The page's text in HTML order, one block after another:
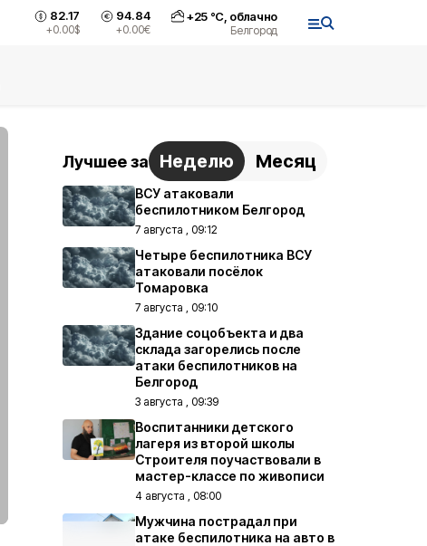
82.17
+0.00$
94.84
+0.00€
+25°С, облачно
Белгород
Лучшее за Неделю Месяц
ВСУ атаковали
беспилотником Белгород
7 августа , 09:12
Четыре беспилотника ВСУ
атаковали посёлок
Томаровка
7 августа , 09:10
Здание соцобъекта и два
склада загорелись после
атаки беспилотников на
Белгород
3 августа , 09:39
Воспитанники детского
лагеря из второй школы
Строителя поучаствовали в
мастер-классе по живописи
4 августа , 08:00
Мужчина пострадал при
атаке беспилотника на авто в